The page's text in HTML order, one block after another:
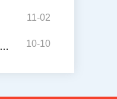
11-02
10-10